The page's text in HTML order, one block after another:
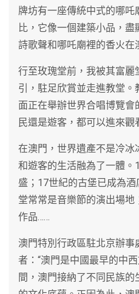
牌坊有一座傳統中式的哪吒
比，它像一個建築小品，
詩歌聲和哪吒廟裡的香火在
行至玫瑰堂前，我被其富
引，駐足欣賞並走進教堂
面正在舉辦世界合唱博覽
民還是遊客，都可以進來觀
在澳門，世界遺產不是冷
和遊客的生活融為了一體。
盛；17世紀的古堡已成為
堂常常是音樂節的演出場
作品……
澳門特別行政區駐北京辦
者：“澳門是中國最早的中
間，澳門接納了不同民族